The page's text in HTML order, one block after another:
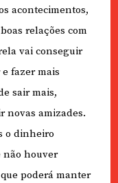
acontecimentos,
relações com
vai conseguir
fazer mais
sair mais,
novas amizades.
o dinheiro
não houver
poderá manter